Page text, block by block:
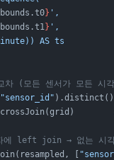
bounds.t0} ',
bounds.t1 } ',
AS ts
(모든 센서가 모든 시
"sensor_id" ).distinct()
에 left join → 없는 시각
[